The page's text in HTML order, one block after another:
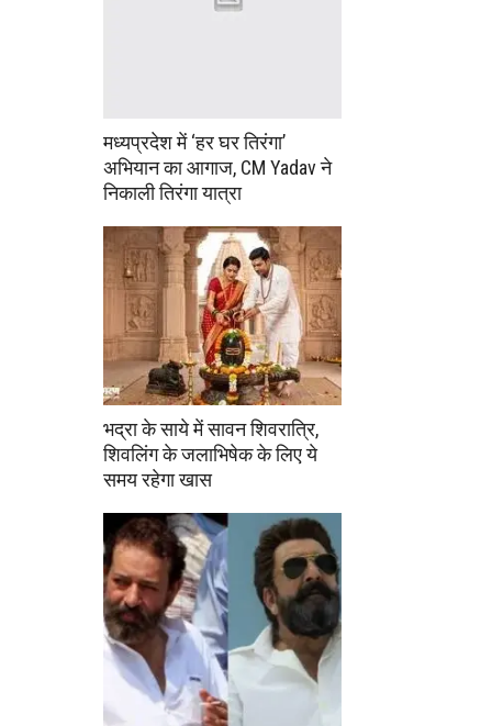
मध्यप्रदेश में ‘हर घर तिरंगा’
अभियान का आगाज, CM Yadav ने
निकाली तिरंगा यात्रा
भद्रा के साये में सावन शिवरात्रि,
शिवलिंग के जलाभिषेक के लिए ये
समय रहेगा खास